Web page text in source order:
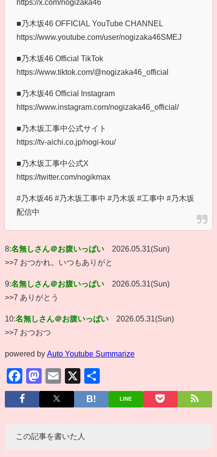
https://x.com/nogizaka46
■乃木坂46 OFFICIAL YouTube CHANNEL
https://www.youtube.com/user/nogizaka46SMEJ
■乃木坂46 Official TikTok
https://www.tiktok.com/@nogizaka46_official
■乃木坂46 Official Instagram
https://www.instagram.com/nogizaka46_official/
■乃木坂工事中公式サイト
https://tv-aichi.co.jp/nogi-kou/
■乃木坂工事中公式X
https://twitter.com/nogikmax
#乃木坂46 #乃木坂工事中 #乃木坂 #工事中 #乃木坂
配信中
8:名無しさん＠お腹いっぱい
2026.05.31(Sun)
>>7 おつかれ。いつもありがと
9:名無しさん＠お腹いっぱい
2026.05.31(Sun)
>>7 ありがとう
10:名無しさん＠お腹いっぱい
2026.05.31(Sun)
>>7 おつおつ
powered by Auto Youtube Summarize
Facebook
Mastodon
Email
X
有
LINE
この記事を書いた人